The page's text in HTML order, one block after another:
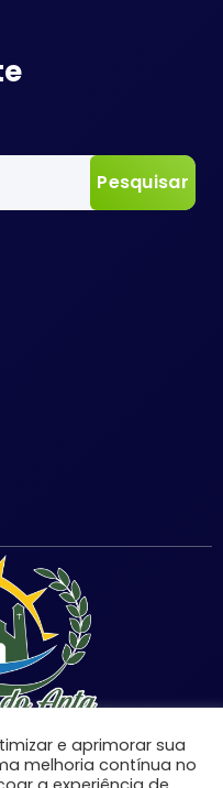
e aprimorar sua
melhoria contínua no